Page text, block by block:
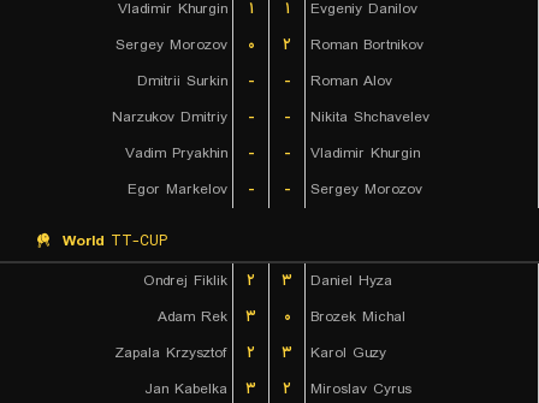
Vladimir Khurgin
۱ ۱
Evgeniy Danilov
Sergey Morozov
۰ ۲
Roman Bortnikov
Dmitrii Surkin
- -
Roman Alov
Narzukov Dmitriy
- -
Nikita Shchavelev
Vadim Pryakhin
- -
Vladimir Khurgin
Egor Markelov
- - Sergey Morozov
World TT-CUP
Ondrej Fiklik
۲ ۳
Daniel Hyza
Adam Rek
۳ ۰
Brozek Michal
Zapala Krzysztof
۲ ۳
Karol Guzy
Jan Kabelka
۳ ۲
Miroslav Cyrus